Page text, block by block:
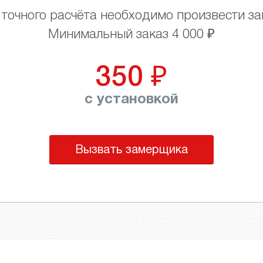
расчёта необходимо произвести
Минимальный заказ 4 000 ₽
350 ₽
с установкой
Вызвать замерщика